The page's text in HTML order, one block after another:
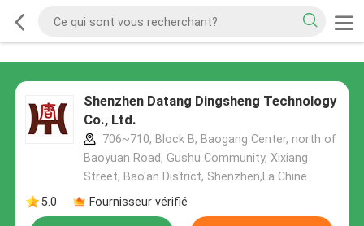
Shenzhen Datang Dingsheng Technology
Co., Ltd.
706~710, Block B, Baogang Center, north of
Baoyuan Road, Gushu Community, Xixiang
Street, Bao'an District, Shenzhen,La Chine
5.0
Fournisseur vérifié